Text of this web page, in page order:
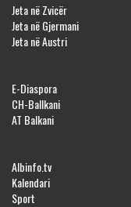
Jeta në Zvicër
Jeta në Gjermani
Jeta në Austri
E-Diaspora
CH-Ballkani
AT Balkani
Albinfo.tv
Kalendari
Sport